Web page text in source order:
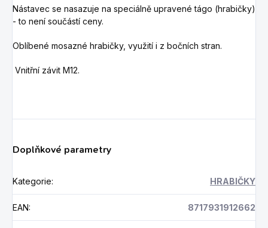
Nástavec se nasazuje na speciálně upravené tágo (hrabičky)
- to není součástí ceny.
Oblíbené mosazné hrabičky, využití i z bočních stran.
Vnitřní závit M12.
Doplňkové parametry
Kategorie: HRABIČKY
EAN: 8717931912662